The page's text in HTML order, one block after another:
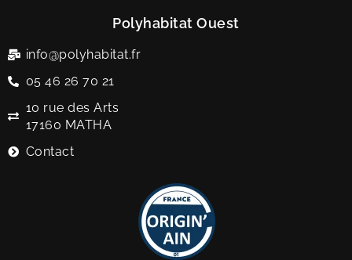
Polyhabitat Ouest
info@polyhabitat.fr
05 46 26 70 21
10 rue des Arts
17160 MATHA
Contact